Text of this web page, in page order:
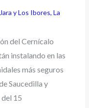
y Los Ibores,La
del Cernícalo
instalando en las
más seguros
Saucedilla y
del 15